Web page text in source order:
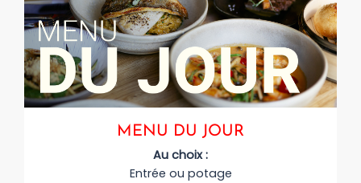
MENU DU JOUR
Au choix :
Entrée ou potage